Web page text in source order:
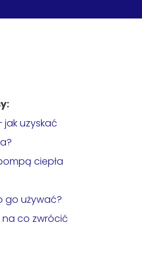
uzyskać
ciepła
go używać?
co zwrócić